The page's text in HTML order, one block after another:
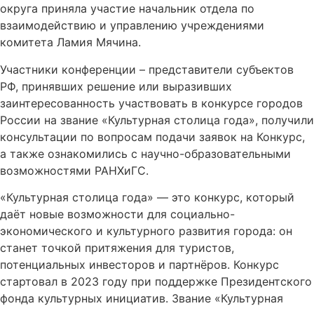
округа приняла участие начальник отдела по
взаимодействию и управлению учреждениями
комитета Ламия Мячина.
Участники конференции – представители субъектов
РФ, принявших решение или выразивших
заинтересованность участвовать в конкурсе городов
России на звание «Культурная столица года», получили
консультации по вопросам подачи заявок на Конкурс,
а также ознакомились с научно-образовательными
возможностями РАНХиГС.
«Культурная столица года» — это конкурс, который
даёт новые возможности для социально-
экономического и культурного развития города: он
станет точкой притяжения для туристов,
потенциальных инвесторов и партнёров. Конкурс
стартовал в 2023 году при поддержке Президентского
фонда культурных инициатив. Звание «Культурная